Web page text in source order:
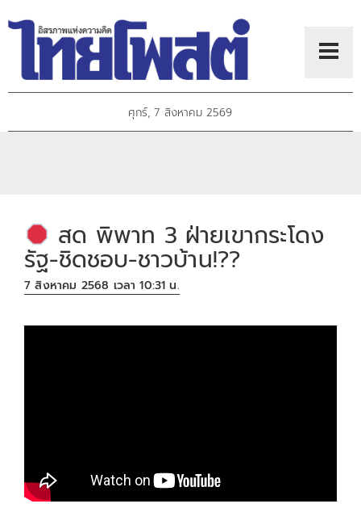
ศุกร์, 7 สิงหาคม 2569
สด พิพาท 3 ฝ่ายเขากระโดง
รัฐ-ชิดชอบ-ชาวบ้าน!??
7 สิงหาคม 2568 เวลา 10:31 น.